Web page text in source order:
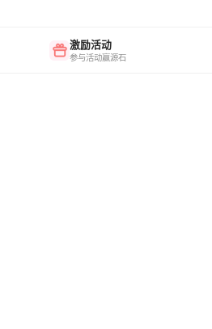
激励活动
参与活动赢源石